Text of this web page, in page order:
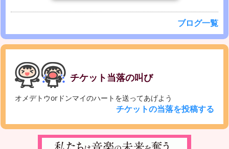
ブログ一覧
チケット当落の叫び
オメデトウorドンマイのハートを送ってあげよう
チケットの当落を投稿する